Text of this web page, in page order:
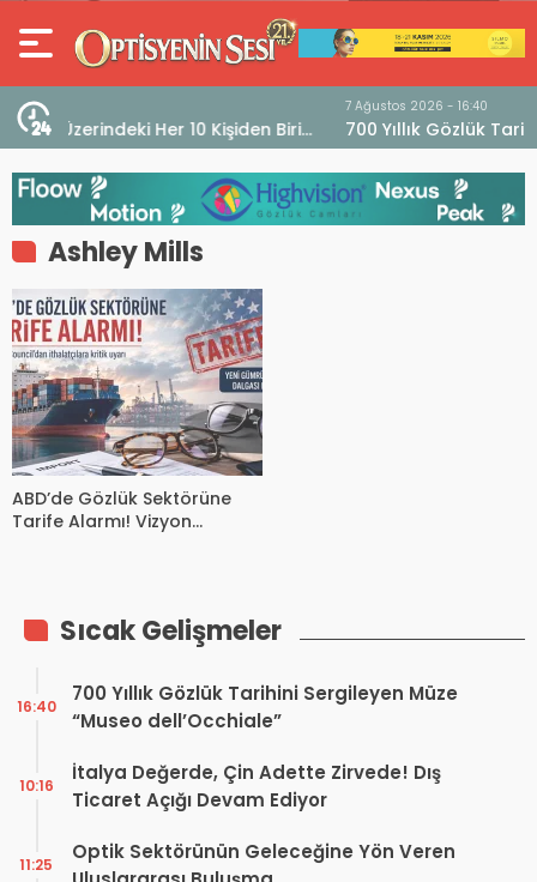
700 Yıllık Gözlük Tarihini Sergileyen Müze “Museo
dell’Occhiale”
Ashley Mills
ABD’de Gözlük Sektörüne
Tarife Alarmı! Vizyon
Sıcak Gelişmeler
700 Yıllık Gözlük Tarihini Sergileyen Müze
“Museo dell’Occhiale”
16:40
İtalya Değerde, Çin Adette Zirvede! Dış
Ticaret Açığı Devam Ediyor
10:16
Optik Sektörünün Geleceğine Yön Veren
11:25